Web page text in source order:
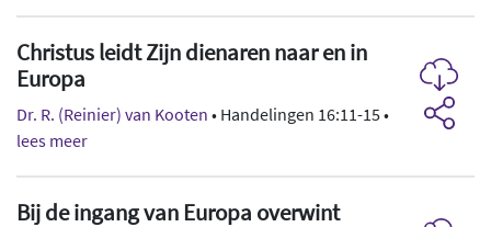
Christus leidt Zijn dienaren naar en in
Europa
Dr. R. (Reinier) van Kooten • Handelingen 16:11-15 •
lees meer
Bij de ingang van Europa overwint